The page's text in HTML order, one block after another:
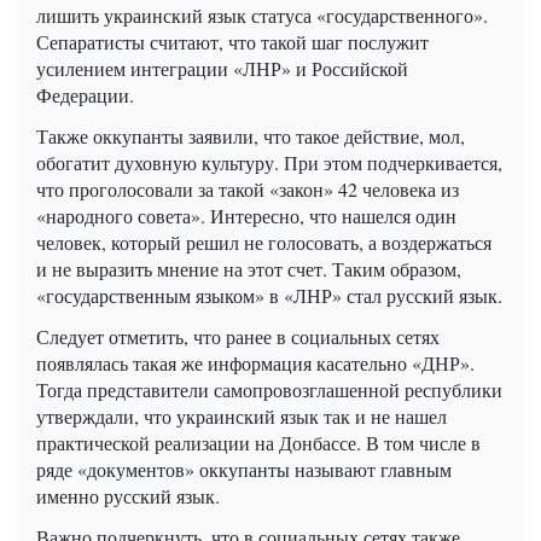
лишить украинский язык статуса «государственного».
Сепаратисты считают, что такой шаг послужит
усилением интеграции «ЛНР» и Российской
Федерации.
Также оккупанты заявили, что такое действие, мол,
обогатит духовную культуру. При этом подчеркивается,
что проголосовали за такой «закон» 42 человека из
«народного совета». Интересно, что нашелся один
человек, который решил не голосовать, а воздержаться
и не выразить мнение на этот счет. Таким образом,
«государственным языком» в «ЛНР» стал русский язык.
Следует отметить, что ранее в социальных сетях
появлялась такая же информация касательно «ДНР».
Тогда представители самопровозглашенной республики
утверждали, что украинский язык так и не нашел
практической реализации на Донбассе. В том числе в
ряде «документов» оккупанты называют главным
именно русский язык.